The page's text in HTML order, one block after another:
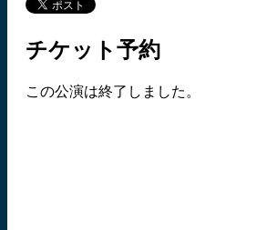
チケット予約
この公演は終了しました。